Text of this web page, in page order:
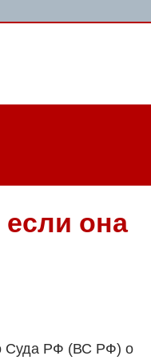
она
Суда РФ (ВС РФ) о